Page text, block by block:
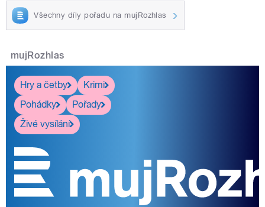
Všechny díly pořadu na mujRozhlas
mujRozhlas
Hry a četby
Krimi
Pohádky
Pořady
Živé vysílání